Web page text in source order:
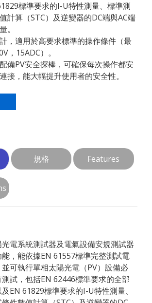
標準要求的I-U特性測量、標準測
計算（STC）及逆變器的DC端與AC端
。
，適用於高要求標準的操作條件（最
，15ADC）。
備PV安全探棒，可確保每次操作都安
接，能大幅提升使用者的安全性。
規格 Features
電系統測試器及電氣設備安規測試器
，能依據EN 61557標準完整測試電
可執行單相太陽光電（PV）設備必
試，包括EN 62446標準要求的全部
EN 61829標準要求的I-U特性測量、